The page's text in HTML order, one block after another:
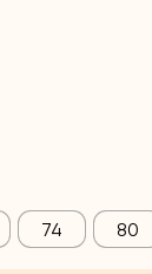
74 80